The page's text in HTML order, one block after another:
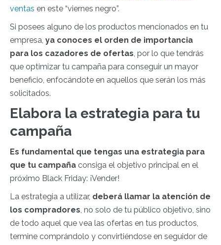
ventas en este “viernes negro”.
Si posees alguno de los productos mencionados en tu
empresa, ya conoces el orden de importancia
para los cazadores de ofertas, por lo que tendrás
que optimizar tu campaña para conseguir un mayor
beneficio, enfocándote en aquellos que serán los más
solicitados.
Elabora la estrategia para tu
campaña
Es fundamental que tengas una estrategia para
que tu campaña consiga el objetivo principal en el
próximo Black Friday: ¡Vender!
La estrategia a utilizar, deberá llamar la atención de
los compradores, no solo de tu público objetivo, sino
de todo aquel que vea las ofertas en tus productos,
termine comprándolo y convirtiéndose en seguidor de